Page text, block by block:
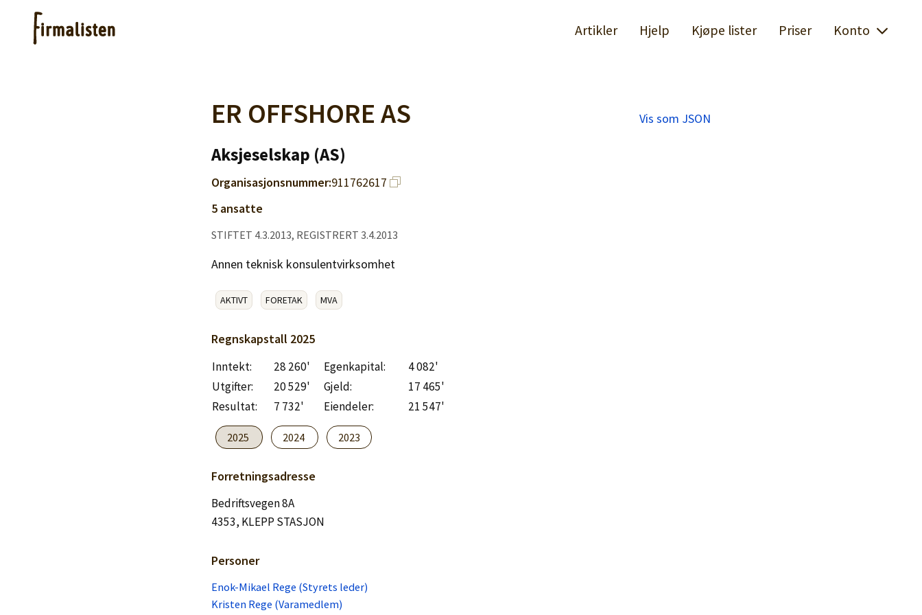
Artikler Hjelp Kjøpe lister Priser Konto
ER OFFSHORE AS Vis som JSON
Aksjeselskap (AS)
Organisasjonsnummer:911762617
5 ansatte
STIFTET 4.3.2013, REGISTRERT 3.4.2013
Annen teknisk konsulentvirksomhet
AKTIVT FORETAK MVA
Regnskapstall 2025
Inntekt: 28 260' Egenkapital:
4 082'
Utgifter:
20 529' Gjeld:
17 465'
Resultat:
7 732' Eiendeler: 21 547'
2025 2024 2023
Forretningsadresse
Bedriftsvegen 8A
4353, KLEPP STASJON
Personer
Enok-Mikael Rege (Styrets leder)
Kristen Rege (Varamedlem)